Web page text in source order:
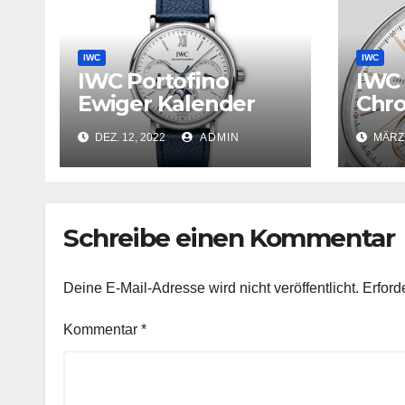
IWC
IWC Portofino
Ewiger Kalender
Fake Uhren
DEZ. 12, 2022 ADMIN
IWC
39
MÄRZ
Schreibe einen Kommentar
Deine E-Mail-Adresse wird nicht veröffentlicht.
Kommentar *